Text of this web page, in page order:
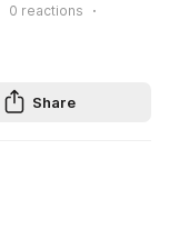
0 reactions
Share